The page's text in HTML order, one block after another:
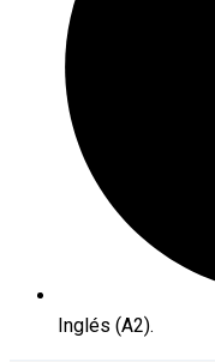
Inglés (A2).